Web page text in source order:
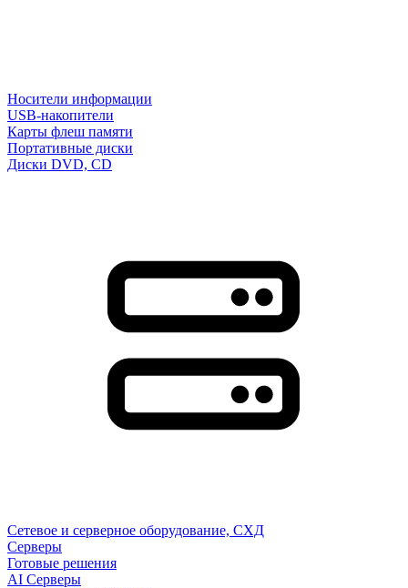
Носители информации
USB-накопители
Карты флеш памяти
Портативные диски
Диски DVD, CD
Сетевое и серверное оборудование, СХД
Cерверы
Готовые решения
AI Серверы